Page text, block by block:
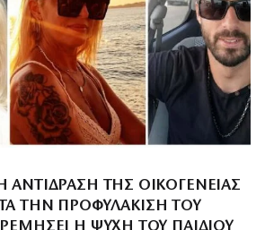
ΤΗΣ ΟΙΚΟΓΈΝΕΙΑΣ
ΤΗΝ ΠΡΟΦΥΛΆΚΙΣΗ ΤΟΥ